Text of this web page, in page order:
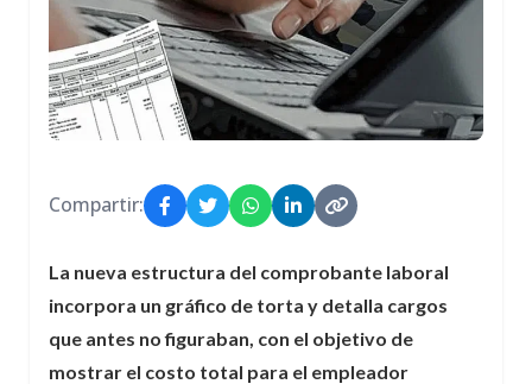
Compartir:
La nueva estructura del comprobante laboral
incorpora un gráfico de torta y detalla cargos
que antes no figuraban, con el objetivo de
mostrar el costo total para el empleador